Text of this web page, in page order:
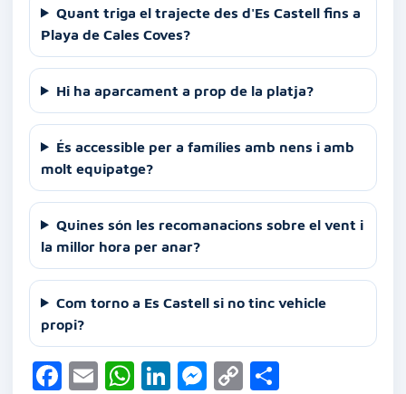
Quant triga el trajecte des d'Es Castell fins a
Playa de Cales Coves?
Hi ha aparcament a prop de la platja?
És accessible per a famílies amb nens i amb
molt equipatge?
Quines són les recomanacions sobre el vent i
la millor hora per anar?
Com torno a Es Castell si no tinc vehicle
propi?
F
E
W Li
M
C